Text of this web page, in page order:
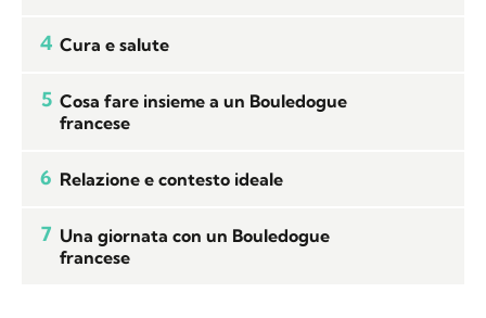
4 Cura e salute
5 Cosa fare insieme a un Bouledogue
francese
6 Relazione e contesto ideale
7 Una giornata con un Bouledogue
francese